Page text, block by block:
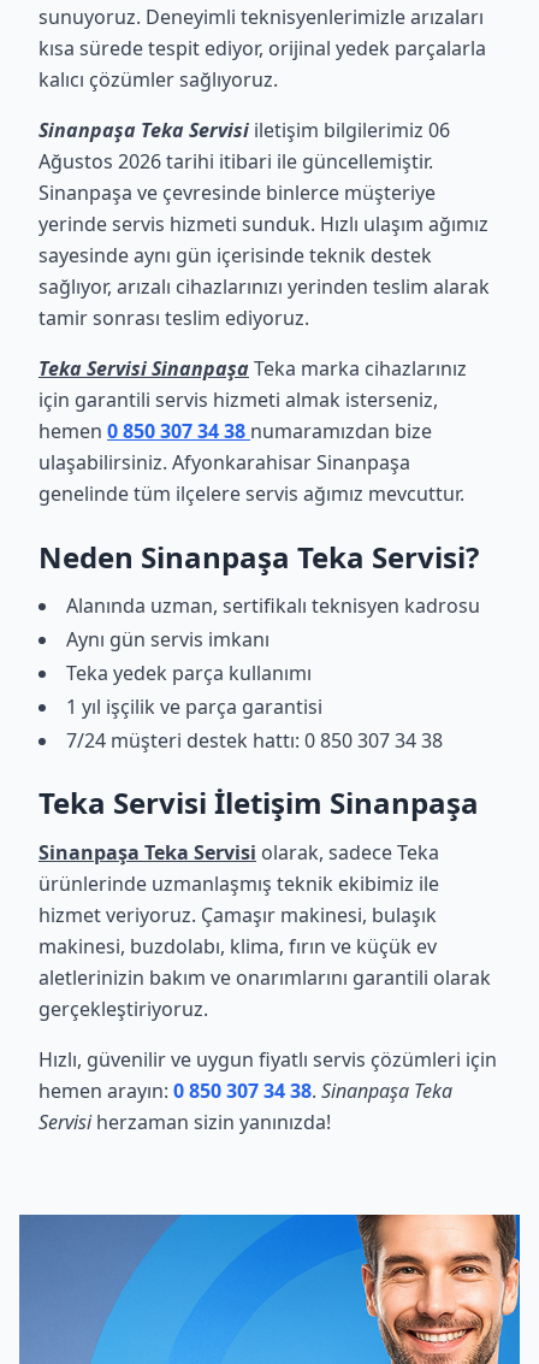
sunuyoruz. Deneyimli teknisyenlerimizle arızaları
kısa sürede tespit ediyor, orijinal yedek parçalarla
kalıcı çözümler sağlıyoruz.
Sinanpaşa Teka Servisi iletişim bilgilerimiz 06
Ağustos 2026 tarihi itibari ile güncellemiştir.
Sinanpaşa ve çevresinde binlerce müşteriye
yerinde servis hizmeti sunduk. Hızlı ulaşım ağımız
sayesinde aynı gün içerisinde teknik destek
sağlıyor, arızalı cihazlarınızı yerinden teslim alarak
tamir sonrası teslim ediyoruz.
Teka Servisi SinanpaşaTeka marka cihazlarınız
için garantili servis hizmeti almak isterseniz,
hemen 0 850 307 34 38 numaramızdan bize
ulaşabilirsiniz. Afyonkarahisar Sinanpaşa
genelinde tüm ilçelere servis ağımız mevcuttur.
Neden Sinanpaşa Teka Servisi?
Alanında uzman, sertifikalı teknisyen kadrosu
Aynı gün servis imkanı
Teka yedek parça kullanımı
1 yıl işçilik ve parça garantisi
7/24 müşteri destek hattı: 0 850 307 34 38
Teka Servisi İletişim Sinanpaşa
Sinanpaşa Teka Servisi olarak, sadece Teka
ürünlerinde uzmanlaşmış teknik ekibimiz ile
hizmet veriyoruz. Çamaşır makinesi, bulaşık
makinesi, buzdolabı, klima, fırın ve küçük ev
aletlerinizin bakım ve onarımlarını garantili olarak
gerçekleştiriyoruz.
Hızlı, güvenilir ve uygun fiyatlı servis çözümleri için
hemen arayın: 0 850 307 34 38. Sinanpaşa Teka
Servisiherzaman sizin yanınızda!